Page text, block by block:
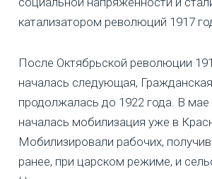
катализатором революций 1917
После Октябрьской революции
началась следующая,
продолжалась до 1922 года. В мае
началась мобилизация уже в
Мобилизировали рабочих,
ранее, при царском режиме, и